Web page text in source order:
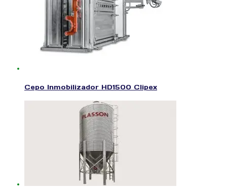
Cepo Inmobilizador HD1500 Clipex